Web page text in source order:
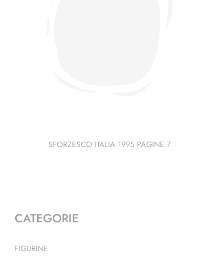
SFORZESCO ITALIA 1995 PAGINE 7
CATEGORIE
FIGURINE